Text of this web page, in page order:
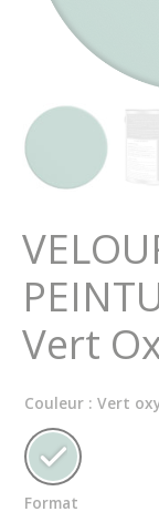
Vert
Couleur : Vert
Format